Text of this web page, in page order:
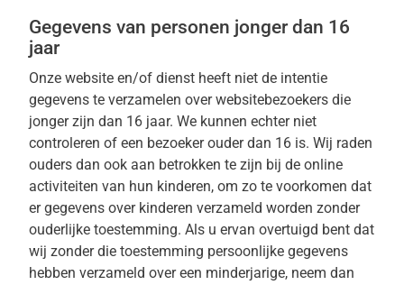
Gegevens van personen jonger dan 16
jaar
Onze website en/of dienst heeft niet de intentie
gegevens te verzamelen over websitebezoekers die
jonger zijn dan 16 jaar. We kunnen echter niet
controleren of een bezoeker ouder dan 16 is. Wij raden
ouders dan ook aan betrokken te zijn bij de online
activiteiten van hun kinderen, om zo te voorkomen dat
er gegevens over kinderen verzameld worden zonder
ouderlijke toestemming. Als u ervan overtuigd bent dat
wij zonder die toestemming persoonlijke gegevens
hebben verzameld over een minderjarige, neem dan